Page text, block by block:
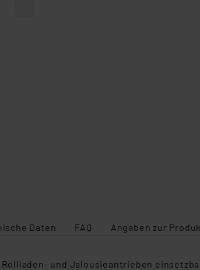
Daten FAQ Angaben zur
und Jalousieantrieben